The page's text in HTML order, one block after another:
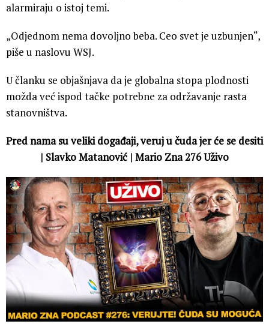
alarmiraju o istoj temi.
„Odjednom nema dovoljno beba. Ceo svet je uzbunjen“,
piše u naslovu WSJ.
U članku se objašnjava da je globalna stopa plodnosti
možda već ispod tačke potrebne za održavanje rasta
stanovništva.
Pred nama su veliki događaji, veruj u čuda jer će se desiti
| Slavko Matanović | Mario Zna 276 Uživo